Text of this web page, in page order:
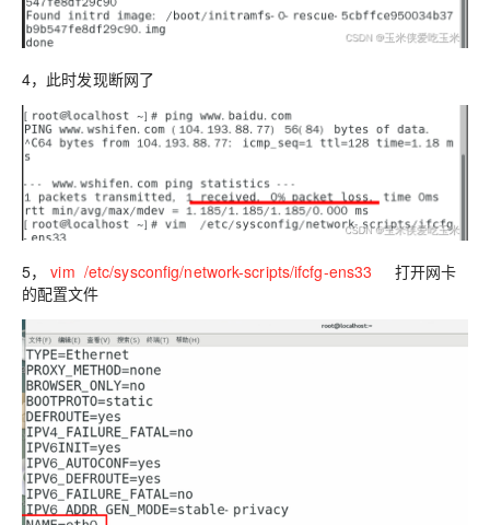
4，此时发现断网了
5， vim /etc/sysconfig/network-scripts/ifcfg-ens33 打开网卡
的配置文件